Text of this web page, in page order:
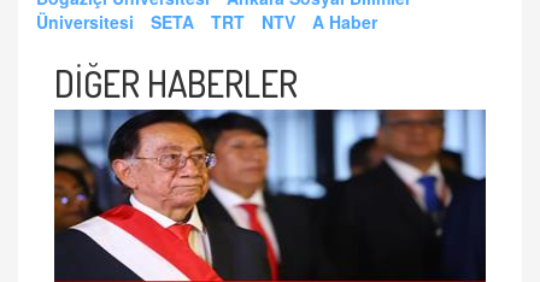
Üniversitesi
SETA TRT NTV A Haber
DİĞER HABERLER